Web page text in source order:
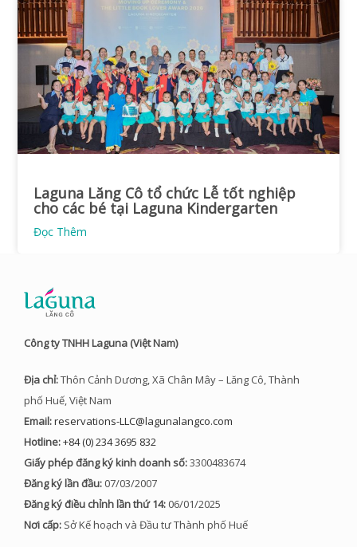
Laguna Lăng Cô tổ chức Lễ tốt nghiệp
cho các bé tại Laguna Kindergarten
Đọc Thêm
Công ty TNHH Laguna (Việt Nam)
Địa chỉ:Thôn Cảnh Dương, Xã Chân Mây – Lăng Cô, Thành
phố Huế, Việt Nam
Email:reservations-LLC@lagunalangco.com
Hotline:+84 (0) 234 3695 832
Giấy phép đăng ký kinh doanh số:3300483674
Đăng ký lần đầu: 07/03/2007
Đăng ký điều chỉnh lần thứ 14: 06/01/2025
Nơi cấp: Sở Kế hoạch và Đầu tư Thành phố Huế